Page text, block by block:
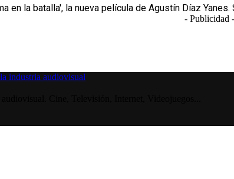
en la batalla', la nueva película de Agustín Díaz
- Publicidad -